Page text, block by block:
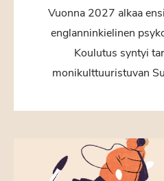
Vuonna 2027 alkaa
englanninkielinen
Koulutus syntyi
monikulttuuristuvan